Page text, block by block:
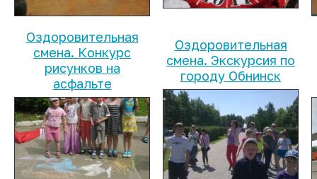
Оздоровительная
смена. Конкурс
рисунков на
асфальте
Оздоровительная
смена. Экскурсия по
городу Обнинск